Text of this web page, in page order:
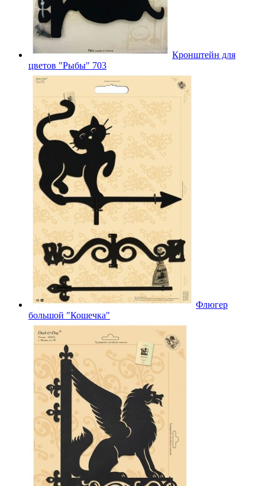
Кронштейн для
цветов "Рыбы" 703
Флюгер
большой "Кошечка"